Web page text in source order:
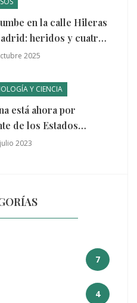
en la calle Hileras
heridos y cuatro
2025
Y CIENCIA
está ahora por
de los Estados
en computación
2023
7
4